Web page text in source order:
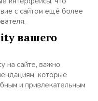
с сайтом ещё более
вашего
на сайте, важно
которые
и привлекательным